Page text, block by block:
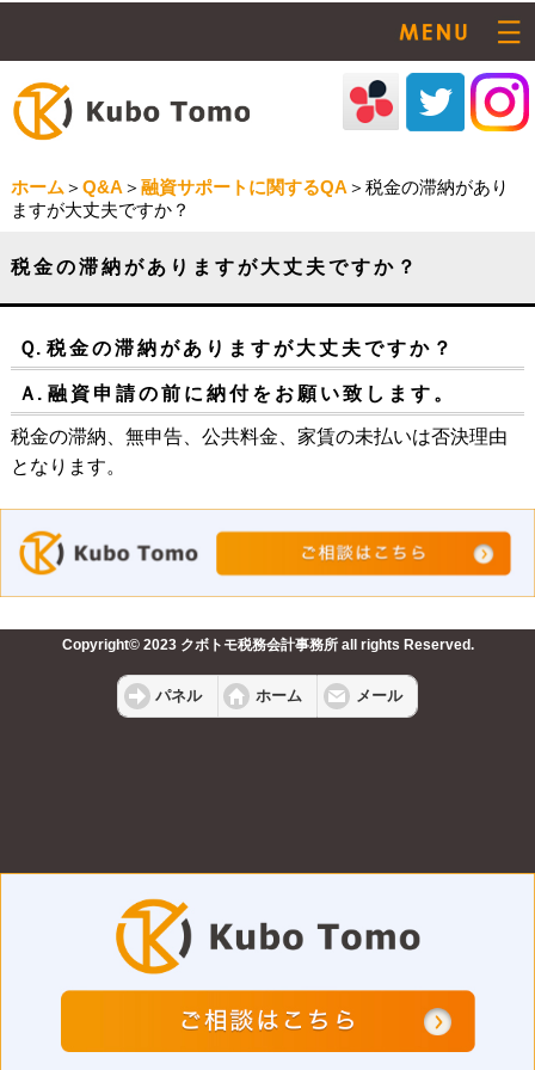
ホーム ＞ Q&A ＞ 融資サポートに関するQA ＞税金の滞納があり
ますが大丈夫ですか？
税金の滞納がありますが大丈夫ですか？
Ｑ. 税金の滞納がありますが大丈夫ですか？
Ａ. 融資申請の前に納付をお願い致します。
税金の滞納、無申告、公共料金、家賃の未払いは否決理由
となります。
Copyright© 2023 クボトモ税務会計事務所 all rights Reserved.
パネル ホーム メール